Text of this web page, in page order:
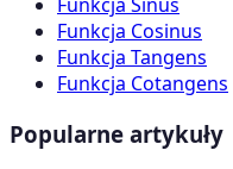
Funkcja Cosinus
Funkcja Tangens
Funkcja Cotangens
Popularne artykuły